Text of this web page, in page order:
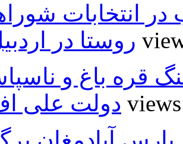
۵۰۰۰ داوطلب در انتخابات
روستا در 5
قره باغ و
دولت علی 5 views